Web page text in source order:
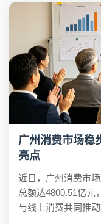
广州消费市场稳
亮点
近日，广州消费市
总额达4800.51亿元
与线上消费共同推